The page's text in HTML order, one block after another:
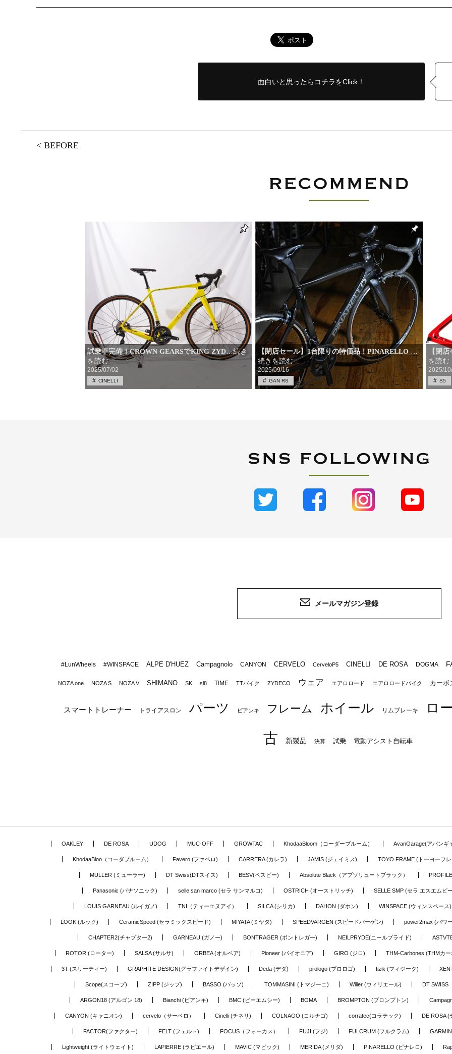
面白いと思ったら コチラをClick！
<BEFORE
試乗車完備！CROWN GEARSでKING ZYD…続き
を読む
2025/07/02
CINELLI
【閉店セール】1台限りの特価品！PINARELLO …
続きを読む
2025/09/16
GAN RS
【閉
を読む
2025/
S5
メールマガジン登録
#LunWheels #WINSPACE ALPE D'HUEZ Campagnolo CANYON CERVELO CerveloP5 CINELLI DE ROSA DOGMA
NOZA one NOZA S NOZA V SHIMANO SK sl8 TIME TTバイク ZYDECO ウェア エアロロード エアロロードバイク カーボ
スマートトレーナー トライアスロン パーツ ビアンキ フレーム ホイール リムブレーキ ロ
古 新製品 決算 試乗 電動アシスト自転車
OAKLEY DE ROSA UDOG MUC-OFF GROWTAC KhodaaBloom（コーダーブルーム） AvanGarage(アバンギ
KhodaaBloo（コーダブルーム） Favero (ファベロ) CARRERA (カレラ) JAMIS (ジェイミス) TOYO FRAME (トーヨーフ
MULLER (ミューラー) DT Swiss(DTスイス) BESV(ベスビー) Absolute Black（アブソリュートブラック）
Panasonic (パナソニック) selle san marco (セラ サンマルコ) OSTRICH (オーストリッチ) SELLE SMP (セラ エスエムピ
LOUIS GARNEAU (ルイガノ) TNI（ティーエヌアイ） SILCA (シリカ) DAHON (ダホン) WINSPACE (ウィンスペース)
LOOK (ルック) CeramicSpeed (セラミックスピード) MIYATA (ミヤタ) SPEEDVARGEN (スピードバーゲン) power2max (パワ
CHAPTER2(チャプター2) GARNEAU (ガノー) BONTRAGER (ボントレガー) NEILPRYDE(ニールプライド)
ROTOR (ローター) SALSA (サルサ) ORBEA (オルベア) Pioneer (パイオニア) GIRO (ジロ) THM-Carbones (THMカ
3T (スリーティー) GRAPHITE DESIGN(グラファイトデザイン) Deda (デダ) prologo (プロロゴ) fizik (フィジーク)
Scope(スコープ) ZIPP (ジップ) BASSO (バッソ) TOMMASINI (トマジーニ) Wilier (ウィリエール) DT SWISS
ARGON18 (アルゴン 18) Bianchi (ビアンキ) BMC (ビーエムシー) BOMA BROMPTON (ブロンプトン)
CANYON (キャニオン) cervelo（サーベロ） Cinelli (チネリ) COLNAGO (コルナゴ) corratec(コラテック) DE ROSA (
FACTOR(ファクター) FELT (フェルト) FOCUS（フォーカス） FUJI (フジ) FULCRUM (フルクラム) GARMIN
Lightweight (ライトウェイト) LAPIERRE (ラピエール) MAVIC (マビック) MERIDA (メリダ) PINARELLO (ピナレロ)